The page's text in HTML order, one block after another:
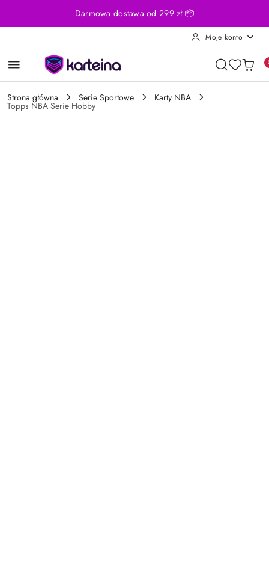
Przejdź do treści głównej
Przejdź do wyszukiwarki
Przejdź do moje konto
Przejdź do menu głównego
Przejdź do opisu produktu
Przejdź do stopkiDarmowa dostawa od 299 zł 📦
Moje konto
Strona główna Serie Sportowe Karty NBA
Topps NBA Serie Hobby